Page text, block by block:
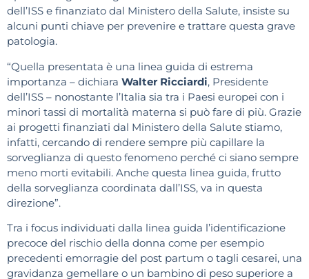
dell’ISS e finanziato dal Ministero della Salute, insiste su
alcuni punti chiave per prevenire e trattare questa grave
patologia.
“Quella presentata è una linea guida di estrema
importanza – dichiara Walter Ricciardi, Presidente
dell’ISS – nonostante l’Italia sia tra i Paesi europei con i
minori tassi di mortalità materna si può fare di più. Grazie
ai progetti finanziati dal Ministero della Salute stiamo,
infatti, cercando di rendere sempre più capillare la
sorveglianza di questo fenomeno perché ci siano sempre
meno morti evitabili. Anche questa linea guida, frutto
della sorveglianza coordinata dall’ISS, va in questa
direzione”.
Tra i focus individuati dalla linea guida l’identificazione
precoce del rischio della donna come per esempio
precedenti emorragie del post partum o tagli cesarei, una
gravidanza gemellare o un bambino di peso superiore a